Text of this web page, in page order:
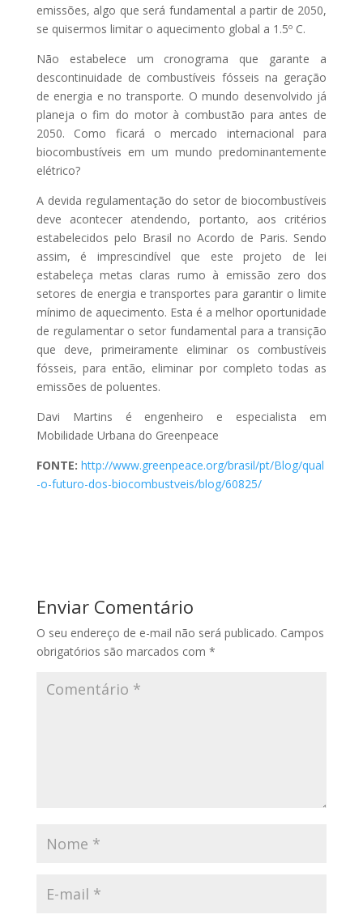
emissões, algo que será fundamental a partir de 2050,
se quisermos limitar o aquecimento global a 1.5º C.
Não estabelece um cronograma que garante a
descontinuidade de combustíveis fósseis na geração
de energia e no transporte. O mundo desenvolvido já
planeja o fim do motor à combustão para antes de
2050. Como ficará o mercado internacional para
biocombustíveis em um mundo predominantemente
elétrico?
A devida regulamentação do setor de biocombustíveis
deve acontecer atendendo, portanto, aos critérios
estabelecidos pelo Brasil no Acordo de Paris. Sendo
assim, é imprescindível que este projeto de lei
estabeleça metas claras rumo à emissão zero dos
setores de energia e transportes para garantir o limite
mínimo de aquecimento. Esta é a melhor oportunidade
de regulamentar o setor fundamental para a transição
que deve, primeiramente eliminar os combustíveis
fósseis, para então, eliminar por completo todas as
emissões de poluentes.
Davi Martins é engenheiro e especialista em
Mobilidade Urbana do Greenpeace
FONTE: http://www.greenpeace.org/brasil/pt/Blog/qual
-o-futuro-dos-biocombustveis/blog/60825/
Enviar Comentário
O seu endereço de e-mail não será publicado. Campos
obrigatórios são marcados com *